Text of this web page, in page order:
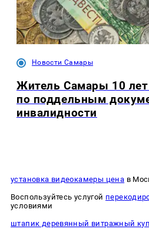
Новости Самары
Житель Самары 10
по поддельным
инвалидности
установка видеокамеры цена в
Воспользуйтесь услугой
условиями
штапик деревянный витражный